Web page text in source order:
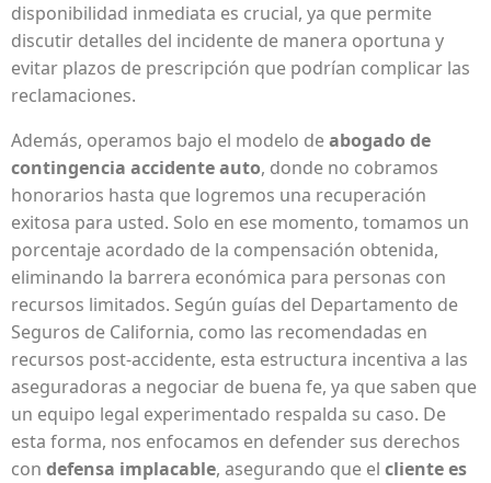
disponibilidad inmediata es crucial, ya que permite
discutir detalles del incidente de manera oportuna y
evitar plazos de prescripción que podrían complicar las
reclamaciones.
Además, operamos bajo el modelo deabogado de
contingencia accidente auto, donde no cobramos
honorarios hasta que logremos una recuperación
exitosa para usted. Solo en ese momento, tomamos un
porcentaje acordado de la compensación obtenida,
eliminando la barrera económica para personas con
recursos limitados. Según guías del Departamento de
Seguros de California, como las recomendadas en
recursos post-accidente, esta estructura incentiva a las
aseguradoras a negociar de buena fe, ya que saben que
un equipo legal experimentado respalda su caso. De
esta forma, nos enfocamos en defender sus derechos
con defensa implacable, asegurando que el cliente es